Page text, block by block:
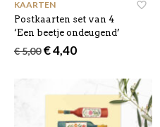
KAARTEN
Postkaarten set van 4
‘Een beetje ondeugend’
€5,00 Oorspronkelijke
€4,40Huidige